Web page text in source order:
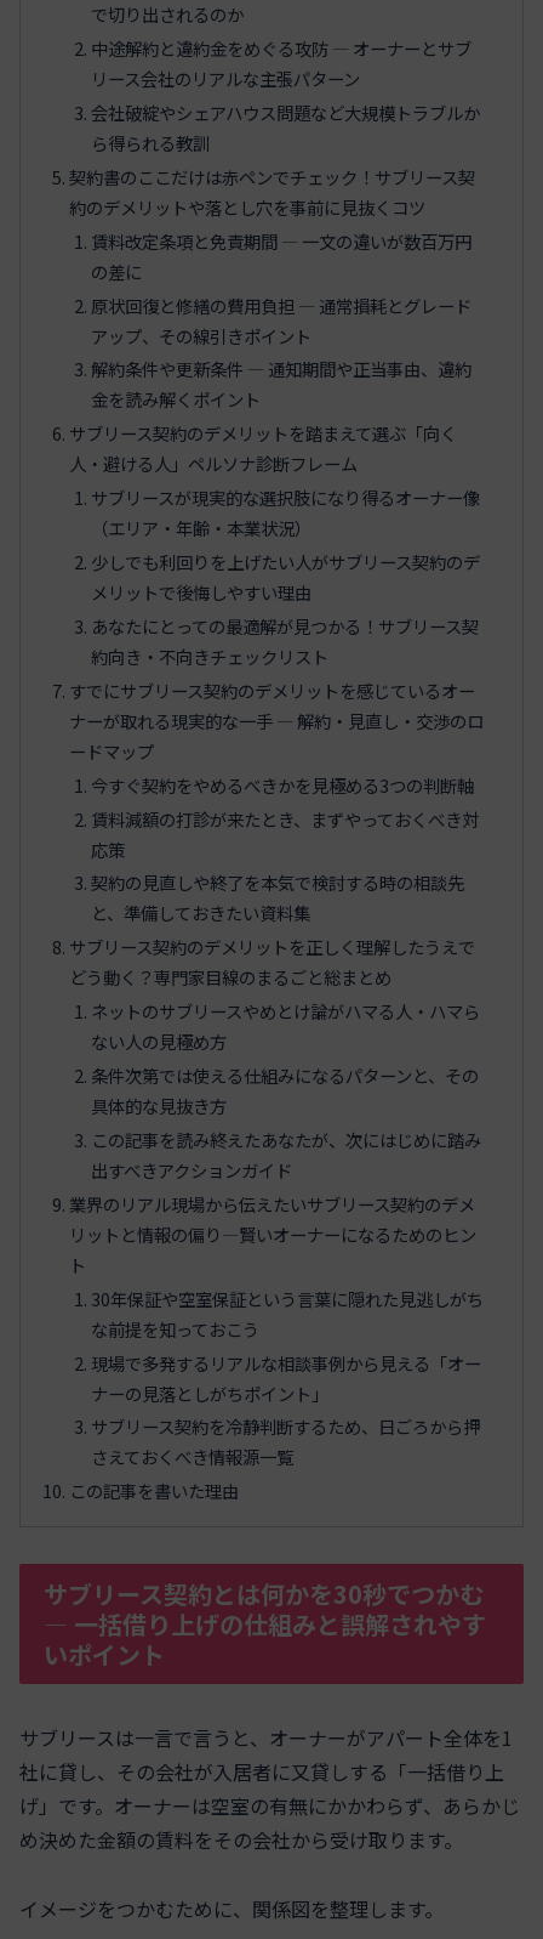
で切り出されるのか
中途解約と違約金をめぐる攻防 ― オーナーとサブ
リース会社のリアルな主張パターン
会社破綻やシェアハウス問題など大規模トラブルか
ら得られる教訓
契約書のここだけは赤ペンでチェック！サブリース契
約のデメリットや落とし穴を事前に見抜くコツ
賃料改定条項と免責期間 ― 一文の違いが数百万円
の差に
原状回復と修繕の費用負担 ― 通常損耗とグレード
アップ、その線引きポイント
解約条件や更新条件 ― 通知期間や正当事由、違約
金を読み解くポイント
サブリース契約のデメリットを踏まえて選ぶ「向く
人・避ける人」ペルソナ診断フレーム
サブリースが現実的な選択肢になり得るオーナー像
（エリア・年齢・本業状況）
少しでも利回りを上げたい人がサブリース契約のデ
メリットで後悔しやすい理由
あなたにとっての最適解が見つかる！サブリース契
約向き・不向きチェックリスト
すでにサブリース契約のデメリットを感じているオー
ナーが取れる現実的な一手 ― 解約・見直し・交渉のロ
ードマップ
今すぐ契約をやめるべきかを見極める3つの判断軸
賃料減額の打診が来たとき、まずやっておくべき対
応策
契約の見直しや終了を本気で検討する時の相談先
と、準備しておきたい資料集
サブリース契約のデメリットを正しく理解したうえで
どう動く？専門家目線のまるごと総まとめ
ネットのサブリースやめとけ論がハマる人・ハマら
ない人の見極め方
条件次第では使える仕組みになるパターンと、その
具体的な見抜き方
この記事を読み終えたあなたが、次にはじめに踏み
出すべきアクションガイド
業界のリアル現場から伝えたいサブリース契約のデメ
リットと情報の偏り―賢いオーナーになるためのヒン
ト
30年保証や空室保証という言葉に隠れた見逃しがち
な前提を知っておこう
現場で多発するリアルな相談事例から見える「オー
ナーの見落としがちポイント」
サブリース契約を冷静判断するため、日ごろから押
さえておくべき情報源一覧
この記事を書いた理由
サブリース契約とは何かを30秒でつかむ
― 一括借り上げの仕組みと誤解されやす
いポイント
サブリースは一言で言うと、オーナーがアパート全体を1
社に貸し、その会社が入居者に又貸しする「一括借り上
げ」です。オーナーは空室の有無にかかわらず、あらかじ
め決めた金額の賃料をその会社から受け取ります。
イメージをつかむために、関係図を整理します。